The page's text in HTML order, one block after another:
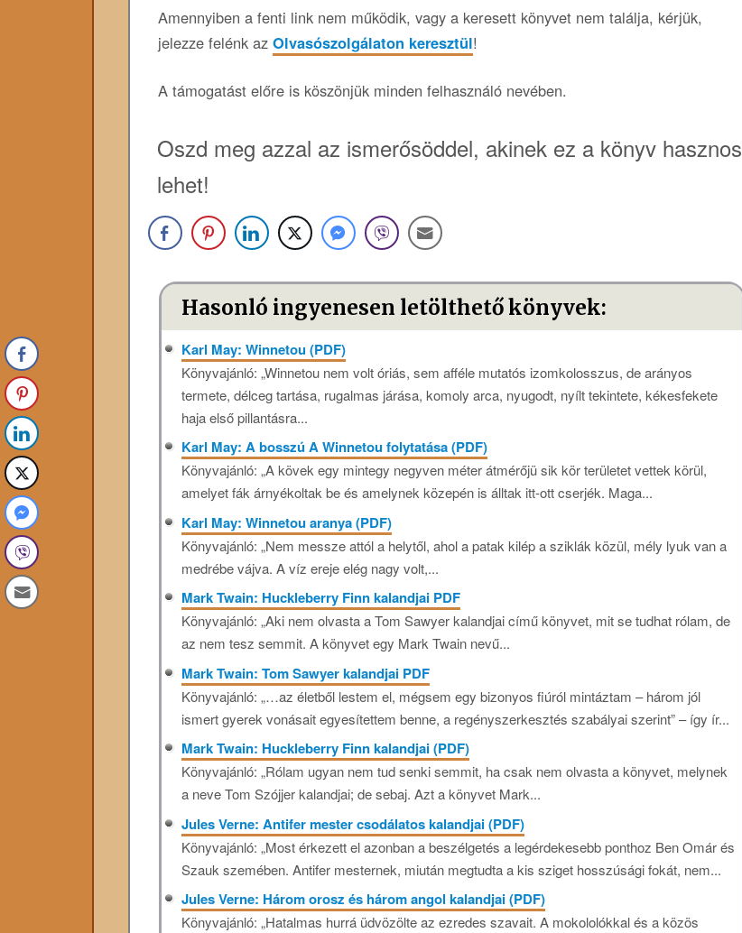
Amennyiben a fenti link nem működik, vagy a keresett könyvet nem találja, kérjük,
jelezze felénk az Olvasószolgálaton keresztül!
A támogatást előre is köszönjük minden felhasználó nevében.
Oszd meg azzal az ismerősöddel, akinek ez a könyv hasznos
lehet!
Hasonló ingyenesen letölthető könyvek:
Karl May: Winnetou (PDF)
Könyvajánló: „Winnetou nem volt óriás, sem afféle mutatós izomkolosszus, de arányos
termete, délceg tartása, rugalmas járása, komoly arca, nyugodt, nyílt tekintete, kékesfekete
haja első pillantásra...
Karl May: A bosszú A Winnetou folytatása (PDF)
Könyvajánló: „A kövek egy mintegy negyven méter átmérőjü sik kör területet vettek körül,
amelyet fák árnyékoltak be és amelynek közepén is álltak itt-ott cserjék. Maga...
Karl May: Winnetou aranya (PDF)
Könyvajánló: „Nem messze attól a helytől, ahol a patak kilép a sziklák közül, mély lyuk van a
medrébe vájva. A víz ereje elég nagy volt,...
Mark Twain: Huckleberry Finn kalandjai PDF
Könyvajánló: „Aki nem olvasta a Tom Sawyer kalandjai című könyvet, mit se tudhat rólam, de
az nem tesz semmit. A könyvet egy Mark Twain nevű...
Mark Twain: Tom Sawyer kalandjai PDF
Könyvajánló: „…az életből lestem el, mégsem egy bizonyos fiúról mintáztam – három jól
ismert gyerek vonásait egyesítettem benne, a regényszerkesztés szabályai szerint” – így ír...
Mark Twain: Huckleberry Finn kalandjai (PDF)
Könyvajánló: „Rólam ugyan nem tud senki semmit, ha csak nem olvasta a könyvet, melynek
a neve Tom Szójjer kalandjai; de sebaj. Azt a könyvet Mark...
Jules Verne: Antifer mester csodálatos kalandjai (PDF)
Könyvajánló: „Most érkezett el azonban a beszélgetés a legérdekesebb ponthoz Ben Omár és
Szauk szemében. Antifer mesternek, miután megtudta a kis sziget hosszúsági fokát, nem...
Jules Verne: Három orosz és három angol kalandjai (PDF)
Könyvajánló: „Hatalmas hurrá üdvözölte az ezredes szavait. A mokololókkal és a közös